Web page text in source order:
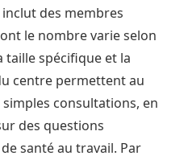
des membres
le nombre varie selon
taille spécifique et la
centre permettent au
simples consultations, en
des questions
santé au travail. Par